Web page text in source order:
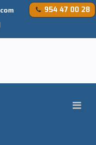
954 47 00 28